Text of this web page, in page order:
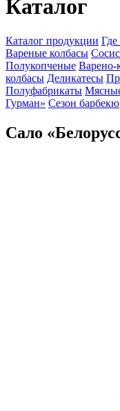
Каталог
Каталог продукции Где
Вареные колбасы
Полукопченые Варено-
колбасы Деликатесы
Полуфабрикаты
Гурман» Сезон барбекю
Сало